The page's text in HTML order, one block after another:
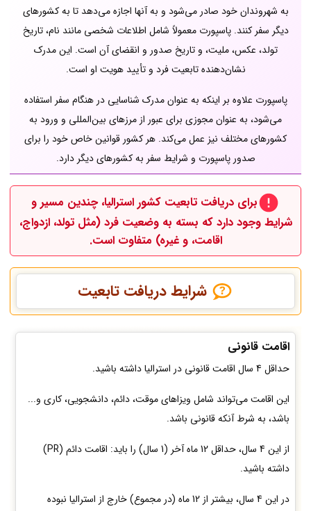
به شهروندان خود صادر می‌شود و به آنها اجازه می‌دهد تا به کشورهای
دیگر سفر کنند. پاسپورت معمولاً شامل اطلاعات شخصی مانند نام، تاریخ
تولد، عکس، ملیت، و تاریخ صدور و انقضای آن است. این مدرک
نشان‌دهنده تابعیت فرد و تأیید هویت او است.
پاسپورت علاوه بر اینکه به عنوان مدرک شناسایی در هنگام سفر استفاده
می‌شود، به عنوان مجوزی برای عبور از مرزهای بین‌المللی و ورود به
کشورهای مختلف نیز عمل می‌کند. هر کشور قوانین خاص خود را برای
صدور پاسپورت و شرایط سفر به کشورهای دیگر دارد.
برای دریافت تابعیت کشور استرالیا، چندین مسیر و
شرایط وجود دارد که بسته به وضعیت فرد (مثل تولد، ازدواج،
اقامت، و غیره) متفاوت است.
شرایط دریافت تابعیت
اقامت قانونی
حداقل 4 سال اقامت قانونی در استرالیا داشته باشید.
این اقامت می‌تواند شامل ویزاهای موقت، دائم، دانشجویی، کاری و...
باشد، به شرط آنکه قانونی باشد.
از این 4 سال، حداقل 12 ماه آخر (1 سال) را باید: اقامت دائم (PR)
داشته باشید.
در این 4 سال، بیشتر از 12 ماه (در مجموع) خارج از استرالیا نبوده